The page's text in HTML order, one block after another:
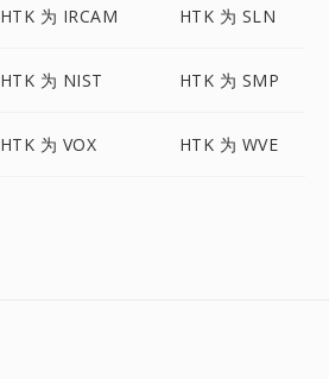
HTK 为 IRCAM HTK 为 SLN
HTK 为 NIST HTK 为 SMP
HTK 为 VOX HTK 为 WVE